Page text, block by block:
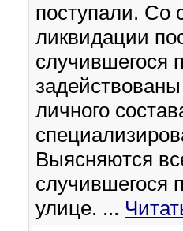
поступали. Со
ликвидации
случившегося
личного
Выясняются
случившегося
улице. ...